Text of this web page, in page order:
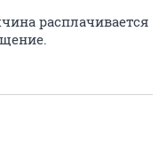
расплачивается